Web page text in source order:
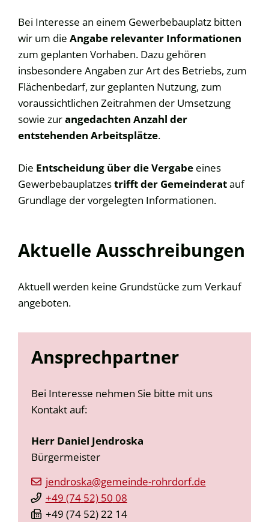
Bei Interesse an einem Gewerbebauplatz bitten
wir um die Angabe relevanter Informationen
zum geplanten Vorhaben. Dazu gehören
insbesondere Angaben zur Art des Betriebs, zum
Flächenbedarf, zur geplanten Nutzung, zum
voraussichtlichen Zeitrahmen der Umsetzung
sowie zurangedachten Anzahl der
entstehenden Arbeitsplätze.
Die Entscheidung über die Vergabe eines
Gewerbebauplatzestrifft der Gemeinderatauf
Grundlage der vorgelegten Informationen.
Aktuelle Ausschreibungen
Aktuell werden keine Grundstücke zum Verkauf
angeboten.
Ansprechpartner
Bei Interesse nehmen Sie bitte mit uns
Kontakt auf:
Herr Daniel Jendroska
Bürgermeister
jendroska@gemeinde-rohrdorf.de
+49 (74 52) 50 08
+49 (74 52) 22 14